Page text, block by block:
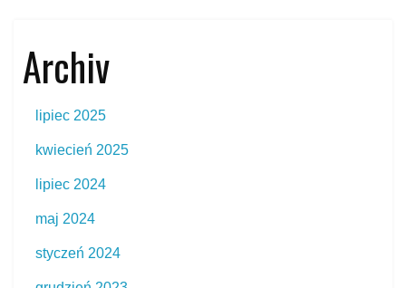
Archiv
lipiec 2025
kwiecień 2025
lipiec 2024
maj 2024
styczeń 2024